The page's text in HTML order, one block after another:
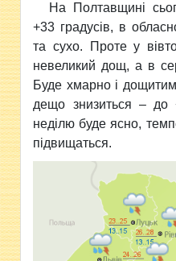
На Полтавщині
+33 градусів, в
та сухо. Проте у
невеликий дощ, а в
Буде хмарно і
дещо знизиться – до
неділю буде ясно,
підвищаться.